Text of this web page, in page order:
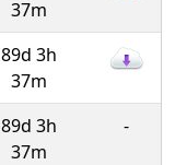
37m
89d 3h
37m
89d 3h
37m
-